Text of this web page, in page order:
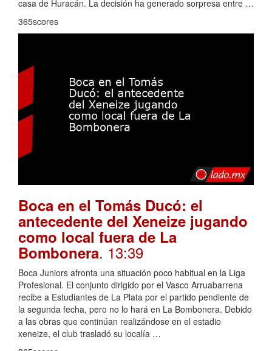
casa de Huracán. La decisión ha generado sorpresa entre …
365scores
Boca en el Tomás Ducó: el
antecedente del Xeneize jugando
como local fuera de La
Bombonera. 13:39
Boca Juniors afronta una situación poco habitual en la Liga
Profesional. El conjunto dirigido por el Vasco Arruabarrena
recibe a Estudiantes de La Plata por el partido pendiente de
la segunda fecha, pero no lo hará en La Bombonera. Debido
a las obras que continúan realizándose en el estadio
xeneize, el club trasladó su localía …